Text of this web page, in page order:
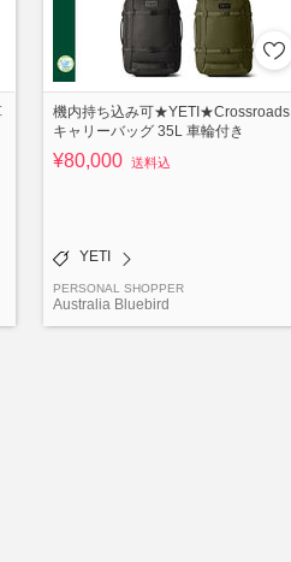
機内持ち込み可★YETI★Crossroads
キャリーバッグ 35L 車輪付き
¥80,000 送料込
YETI
PERSONAL SHOPPER
Australia Bluebird